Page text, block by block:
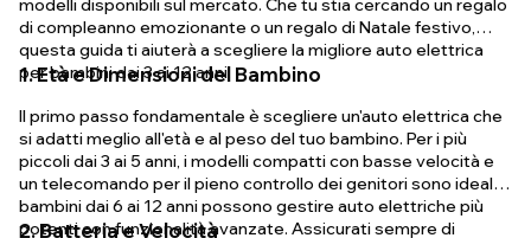
modelli disponibili sul mercato. Che tu stia cercando un regalo
di compleanno emozionante o un regalo di Natale festivo,
questa guida ti aiuterà a scegliere la migliore auto elettrica
per bambini dai 3 ai 12 anni.
1. Età e Dimensioni del Bambino
Il primo passo fondamentale è scegliere un'auto elettrica che
si adatti meglio all'età e al peso del tuo bambino. Per i più
piccoli dai 3 ai 5 anni, i modelli compatti con basse velocità e
un telecomando per il pieno controllo dei genitori sono ideali. I
bambini dai 6 ai 12 anni possono gestire auto elettriche più
potenti con funzionalità avanzate. Assicurati sempre di
2. Batteria e Velocità